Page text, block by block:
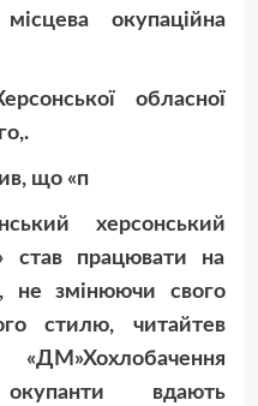
окупаційна
обласної
що «п
херсонський
став працювати на
не змінюючи свого
стилю, читайтев
«ДМ»Хохлобачення
вдають